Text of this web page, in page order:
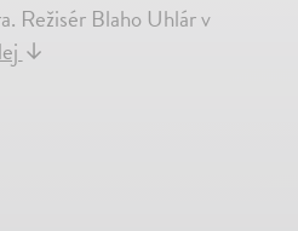
Režisér Blaho Uhlár v
↓